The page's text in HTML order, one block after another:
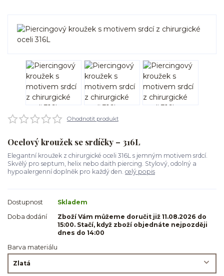
Ohodnotit produkt
Ocelový kroužek se srdíčky – 316L
Elegantní kroužek z chirurgické oceli 316L s jemným motivem srdcí.
Skvělý pro septum, helix nebo daith piercing. Stylový, odolný a
hypoalergenní doplněk pro každý den. celý popis
Dostupnost
Skladem
Doba dodání
Zboží Vám můžeme doručit již 11.08.2026 do
15:00. Stačí, když zboží objednáte nejpozději
dnes do 14:00
Barva materiálu